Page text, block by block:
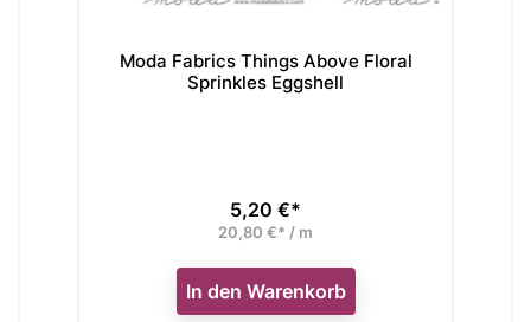
Moda Fabrics Things Above Floral
Sprinkles Eggshell
Preis
5,20 €*
20,80 €* / m
In den Warenkorb